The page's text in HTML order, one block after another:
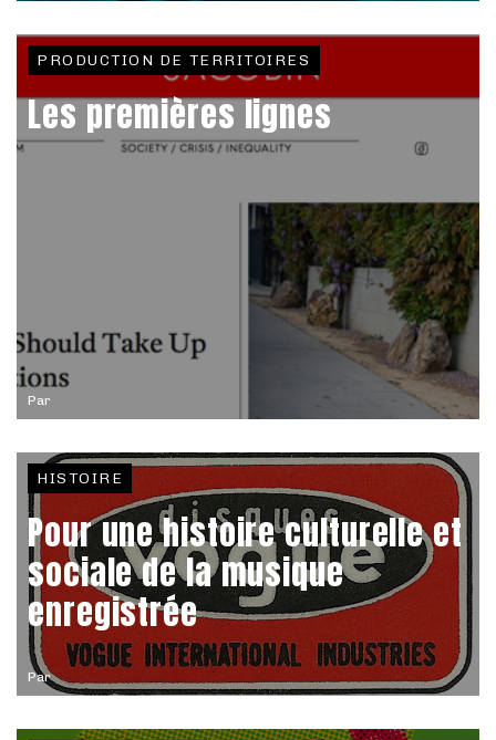
Par
PRODUCTION DE TERRITOIRES
Les premières lignes
Par
HISTOIRE
Pour une histoire culturelle et
sociale de la musique
enregistrée